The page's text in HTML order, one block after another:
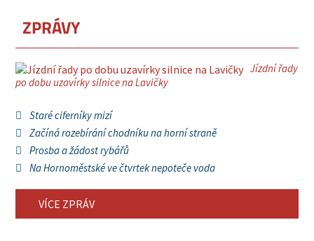
ZPRÁVY
Jízdní řady
po dobu uzavírky silnice na Lavičky
Staré ciferníky mizí
Začíná rozebírání chodníku na horní straně
Prosba a žádost rybářů
Na Hornoměstské ve čtvrtek nepoteče voda
VÍCE ZPRÁV